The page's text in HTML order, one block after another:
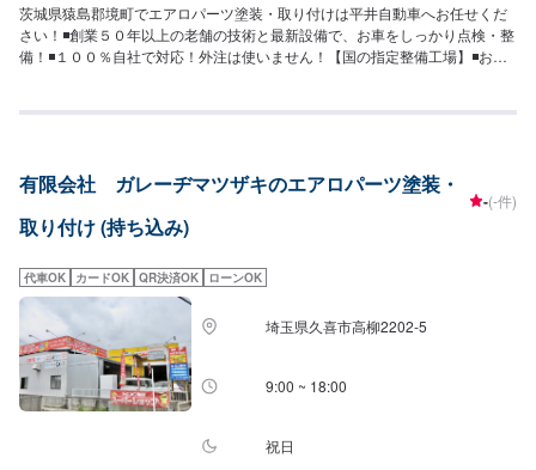
茨城県猿島郡境町でエアロパーツ塗装・取り付けは平井自動車へお任せくだ
さい！◾創業５０年以上の老舗の技術と最新設備で、お車をしっかり点検・整
備！◾１００％自社で対応！外注は使いません！【国の指定整備工場】◾お車
れてしまった…★保険を使えべきなのかわからない…などのご相談もお気軽
ご納得いただければ作業開始【4】仕上がり次第納車-----納期について-----納
期は通常5日～6日程度で納車となります。車種や条件などにより、納期は前
後する場合がございます。予めご了承ください。-----代車について-----無料の
料代はお客様にご負担いただいております。※内容などにより貸し出し出来か
ねる場合もございます。-----ご来店時の注意、受付方法-----入庫の際はお気を
つけてお越しください。駐車スペースは事務所前のお客様駐車スペースに駐
車してください。受付はスタッフへ「メンテモで予約しました」とお伝えく
ださい。ご案内いたします。
有限会社 ガレーヂマツザキのエアロパーツ塗装・
取り付け (持ち込み)
-(-件)
代車OK カードOK QR決済OK ローンOK
埼玉県久喜市高柳2202-5
9:00 ~ 18:00
祝日